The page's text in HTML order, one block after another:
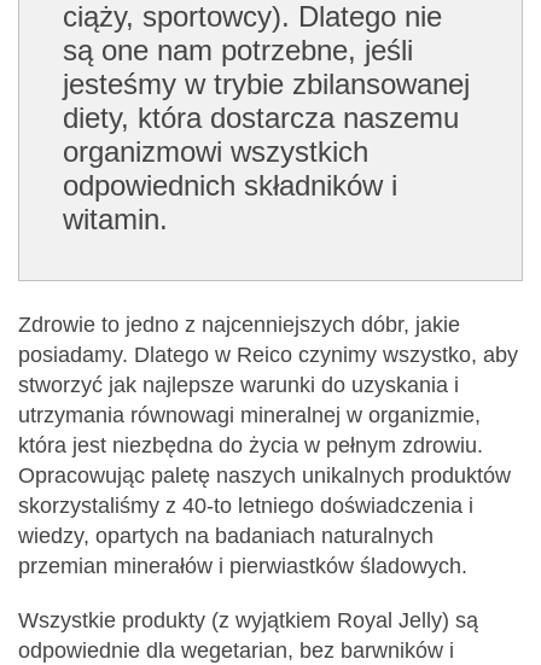
ciąży, sportowcy). Dlatego nie
są one nam potrzebne, jeśli
jesteśmy w trybie zbilansowanej
diety, która dostarcza naszemu
organizmowi wszystkich
odpowiednich składników i
witamin.
Zdrowie to jedno z najcenniejszych dóbr, jakie
posiadamy. Dlatego w Reico czynimy wszystko, aby
stworzyć jak najlepsze warunki do uzyskania i
utrzymania równowagi mineralnej w organizmie,
która jest niezbędna do życia w pełnym zdrowiu.
Opracowując paletę naszych unikalnych produktów
skorzystaliśmy z 40-to letniego doświadczenia i
wiedzy, opartych na badaniach naturalnych
przemian minerałów i pierwiastków śladowych.
Wszystkie produkty (z wyjątkiem Royal Jelly) są
odpowiednie dla wegetarian, bez barwników i